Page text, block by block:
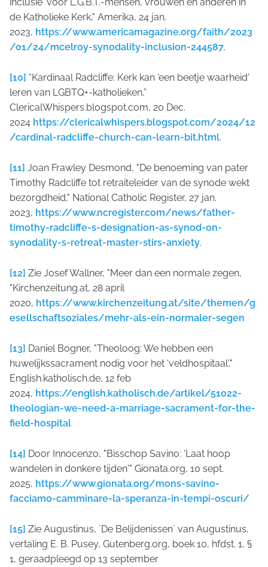
de Katholieke Kerk," Amerika, 24 jan.
2023, https://www.americamagazine.org/faith/2023
/01/24/mcelroy-synodality-inclusion-244587.
[10] “Kardinaal Radcliffe: Kerk kan 'een beetje waarheid'
leren van LGBTQ+-katholieken,”
ClericalWhispers.blogspot.com, 20 Dec.
2024 https://clericalwhispers.blogspot.com/2024/12
/cardinal-radcliffe-church-can-learn-bit.html.
[11] Joan Frawley Desmond, "De benoeming van pater
Timothy Radcliffe tot retraiteleider van de synode wekt
bezorgdheid," National Catholic Register, 27 jan.
2023, https://www.ncregister.com/news/father-
timothy-radcliffe-s-designation-as-synod-on-
synodality-s-retreat-master-stirs-anxiety.
[12] Zie Josef Wallner, "Meer dan een normale zegen,
"Kirchenzeitung.at, 28 april
2020, https://www.kirchenzeitung.at/site/themen/g
esellschaftsoziales/mehr-als-ein-normaler-segen
[13] Daniel Bogner, "Theoloog: We hebben een
huwelijkssacrament nodig voor het 'veldhospitaal',"
English.katholisch.de, 12 feb
2024, https://english.katholisch.de/artikel/51022-
theologian-we-need-a-marriage-sacrament-for-the-
field-hospital
[14] Door Innocenzo, "Bisschop Savino: 'Laat hoop
wandelen in donkere tijden'" Gionata.org, 10 sept.
2025, https://www.gionata.org/mons-savino-
facciamo-camminare-la-speranza-in-tempi-oscuri/
[15] Zie Augustinus, ´De Belijdenissen´ van Augustinus,
vertaling E. B. Pusey, Gutenberg.org, boek 10, hfdst. 1, §
1, geraadpleegd op 13 september